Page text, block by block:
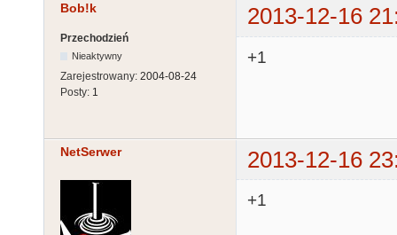
Bob!k 2013-12-16
Przechodzień
Nieaktywny
Zarejestrowany: 2004-08-24
Posty: 1
+1
NetSerwer 2013-12-16
+1